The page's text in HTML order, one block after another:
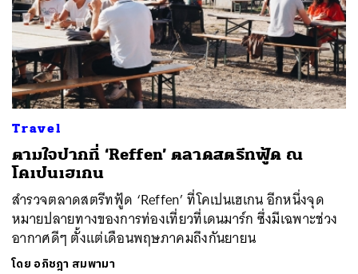
Travel
ตามใจปากที่ ‘Reffen’ ตลาดสตรีทฟู้ด ณ
โคเปนเฮเกน
สำรวจตลาดสตรีทฟู้ด ‘Reffen’ ที่โคเปนเฮเกน อีกหนึ่งจุด
หมายปลายทางของการท่องเที่ยวที่เดนมาร์ก ซึ่งมีเฉพาะช่วง
อากาศดีๆ ตั้งแต่เดือนพฤษภาคมถึงกันยายน
โดย อภิชฎา สมพามา
ค้นหา
SHARE TWEET LINE EMAIL